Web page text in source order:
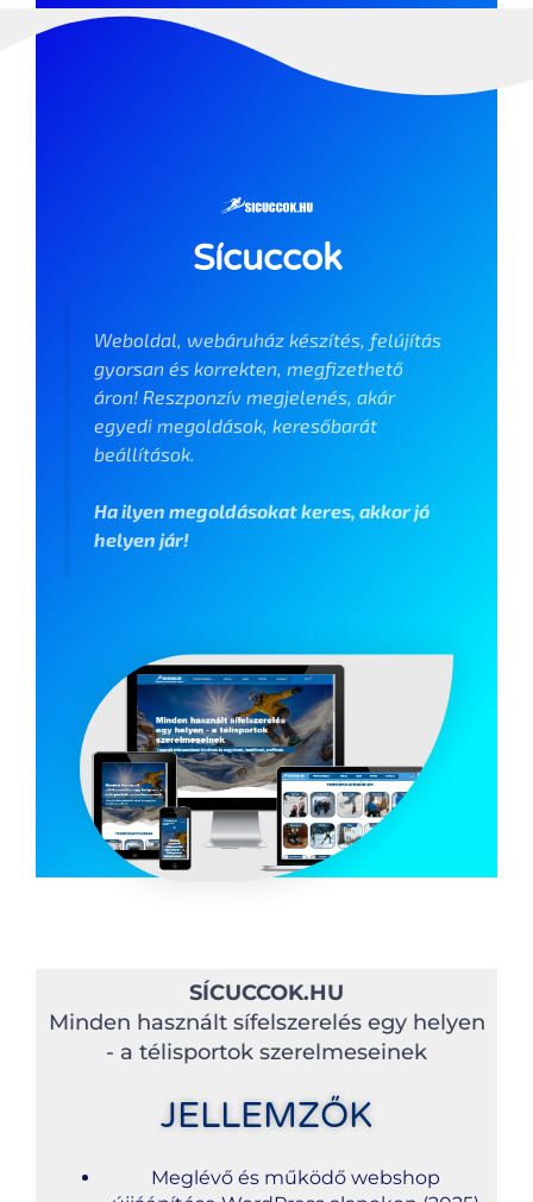
Sícuccok
Weboldal, webáruház készítés, felújítás
gyorsan és korrekten, megfizethető
áron! Reszponzív megjelenés, akár
egyedi megoldások, keresőbarát
beállítások.
Ha ilyen megoldásokat keres, akkor jó
helyen jár!
SÍCUCCOK.HU
Minden használt sífelszerelés egy helyen
- a télisportok szerelmeseinek
JELLEMZŐK
Meglévő és működő webshop